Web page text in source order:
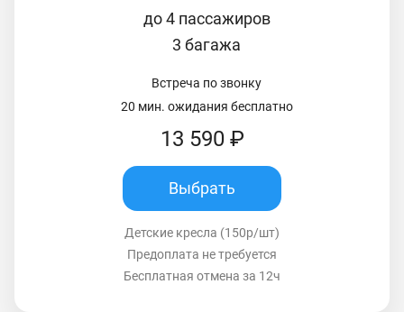
до 4 пассажиров
3 багажа
Встреча по звонку
20 мин. ожидания бесплатно
13 590 ₽
Выбрать
Детские кресла (150р/шт)
Предоплата не требуется
Бесплатная отмена за 12ч